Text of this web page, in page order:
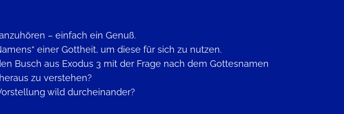
– einfach ein Genuß.
einer Gottheit, um diese für sich zu nutzen.
Busch aus Exodus 3 mit der Frage nach dem Gottesnamen
zu verstehen?
wild durcheinander?